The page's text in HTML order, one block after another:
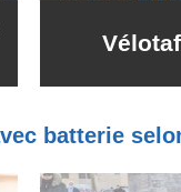
batterie